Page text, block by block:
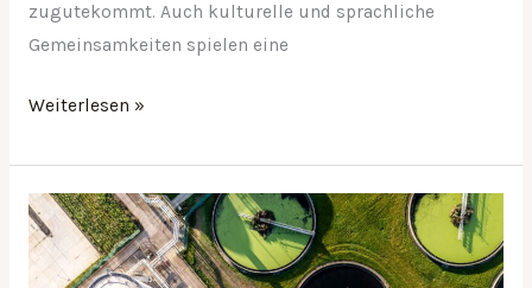
zugutekommt. Auch kulturelle und sprachliche
Gemeinsamkeiten spielen eine
Weiterlesen »
Effiziente
Wasserspeicherung
in